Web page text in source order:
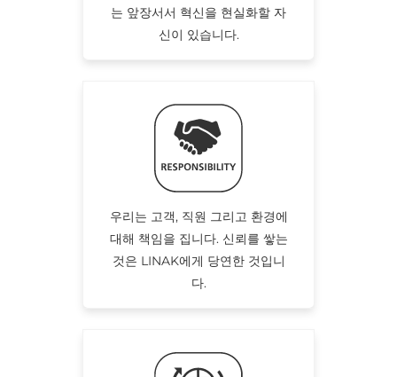
는 앞장서서 혁신을 현실화할 자
신이 있습니다.
우리는 고객, 직원 그리고 환경에
대해 책임을 집니다. 신뢰를 쌓는
것은 LINAK에게 당연한 것입니
다.